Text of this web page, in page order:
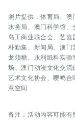
照片提供：体育局、
水务局、澳门科学馆
岛工商业联合会、艺
朴勤集、新闻局、澳
龙须糖、永利纸料实
场、澳门动漫文化交
艺术文化协会、嘤鸣
意空间
备注：活动内容可能有